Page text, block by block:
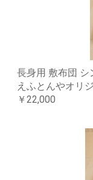
長身用 敷布団 シ
えふとんやオリ
￥22,000